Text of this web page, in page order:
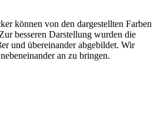
können von den dargestellten Farben
besseren Darstellung wurden die
und übereinander abgebildet. Wir
an zu bringen.